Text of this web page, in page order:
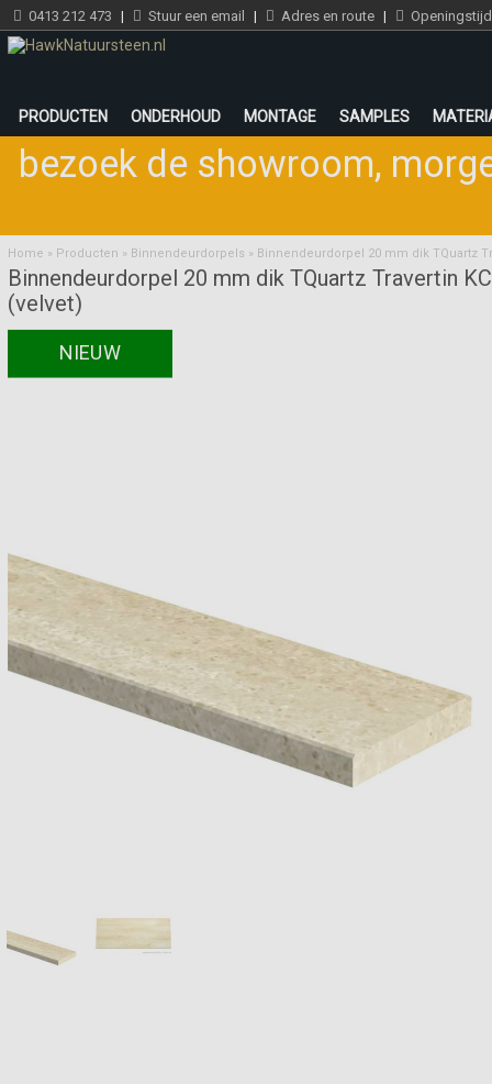
0413 212 473 | Stuur een email | Adres en route |
PRODUCTEN ONDERHOUD MONTAGE SAMPLES
bezoek de showroom,
Home » Producten » Binnendeurdorpels » Binnendeurdorpel 20 mm dik TQuartz
Binnendeurdorpel 20 mm dik TQuartz Travertin KC
(velvet)
NIEUW